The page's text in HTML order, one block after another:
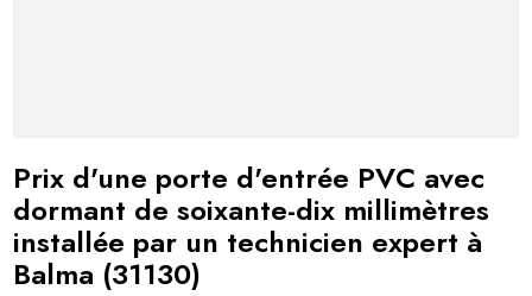
Prix d'une porte d'entrée PVC avec
dormant de soixante-dix millimètres
installée par un technicien expert à
Balma (31130)